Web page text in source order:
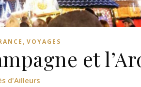
, VOYAGES
et
d'Ailleurs